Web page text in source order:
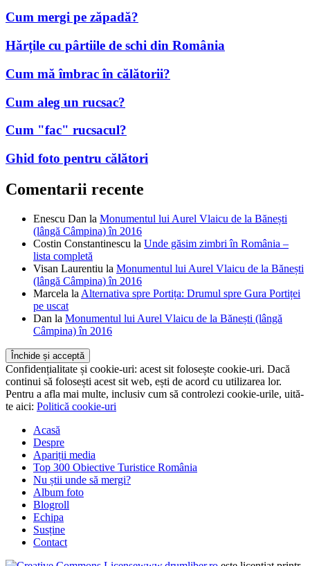
Cum mergi pe zăpadă?
Hărțile cu pârtiile de schi din România
Cum mă îmbrac în călătorii?
Cum aleg un rucsac?
Cum "fac" rucsacul?
Ghid foto pentru călători
Comentarii recente
Enescu Dan la Monumentul lui Aurel Vlaicu de la Bănești
(lângă Câmpina) în 2016
Costin Constantinescu la Unde găsim zimbri în România –
lista completă
Visan Laurentiu la Monumentul lui Aurel Vlaicu de la Bănești
(lângă Câmpina) în 2016
Marcela la Alternativa spre Portița: Drumul spre Gura Portiței
pe uscat
Dan la Monumentul lui Aurel Vlaicu de la Bănești (lângă
Câmpina) în 2016
Confidențialitate și cookie-uri: acest sit folosește cookie-uri. Dacă
continui să folosești acest sit web, ești de acord cu utilizarea lor.
Pentru a afla mai multe, inclusiv cum să controlezi cookie-urile, uită-
te aici: Politică cookie-uri
Acasă
Despre
Apariții media
Top 300 Obiective Turistice România
Nu știi unde să mergi?
Album foto
Blogroll
Echipa
Susține
Contact